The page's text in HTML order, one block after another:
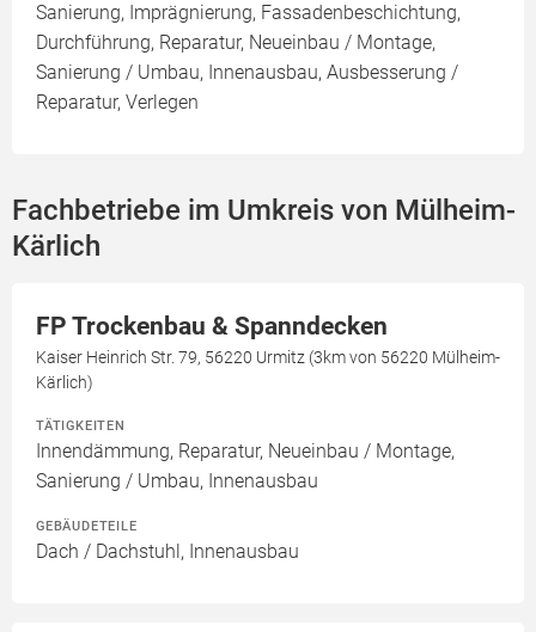
Sanierung, Imprägnierung, Fassadenbeschichtung,
Durchführung, Reparatur, Neueinbau / Montage,
Sanierung / Umbau, Innenausbau, Ausbesserung /
Reparatur, Verlegen
Fachbetriebe im Umkreis von Mülheim-
Kärlich
FP Trockenbau & Spanndecken
Kaiser Heinrich Str. 79, 56220 Urmitz (3km von 56220 Mülheim-
Kärlich)
TÄTIGKEITEN
Innendämmung, Reparatur, Neueinbau / Montage,
Sanierung / Umbau, Innenausbau
GEBÄUDETEILE
Dach / Dachstuhl, Innenausbau